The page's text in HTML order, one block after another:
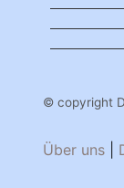
© copyright
Über uns